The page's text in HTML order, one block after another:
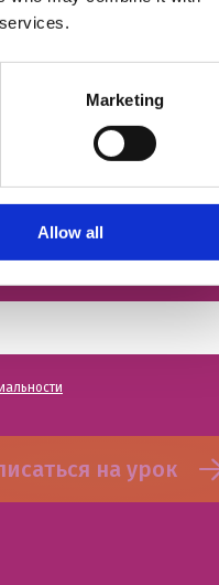
Marketing
Allow all
на урок